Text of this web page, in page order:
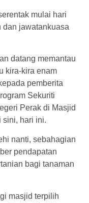
mulai hari
dan jawatankuasa
datang memantau
kira-kira enam
pemberita
Sekuriti
Perak di Masjid
sini, hari ini.
nanti, sebahagian
pendapatan
bagi tanaman
masjid terpilih